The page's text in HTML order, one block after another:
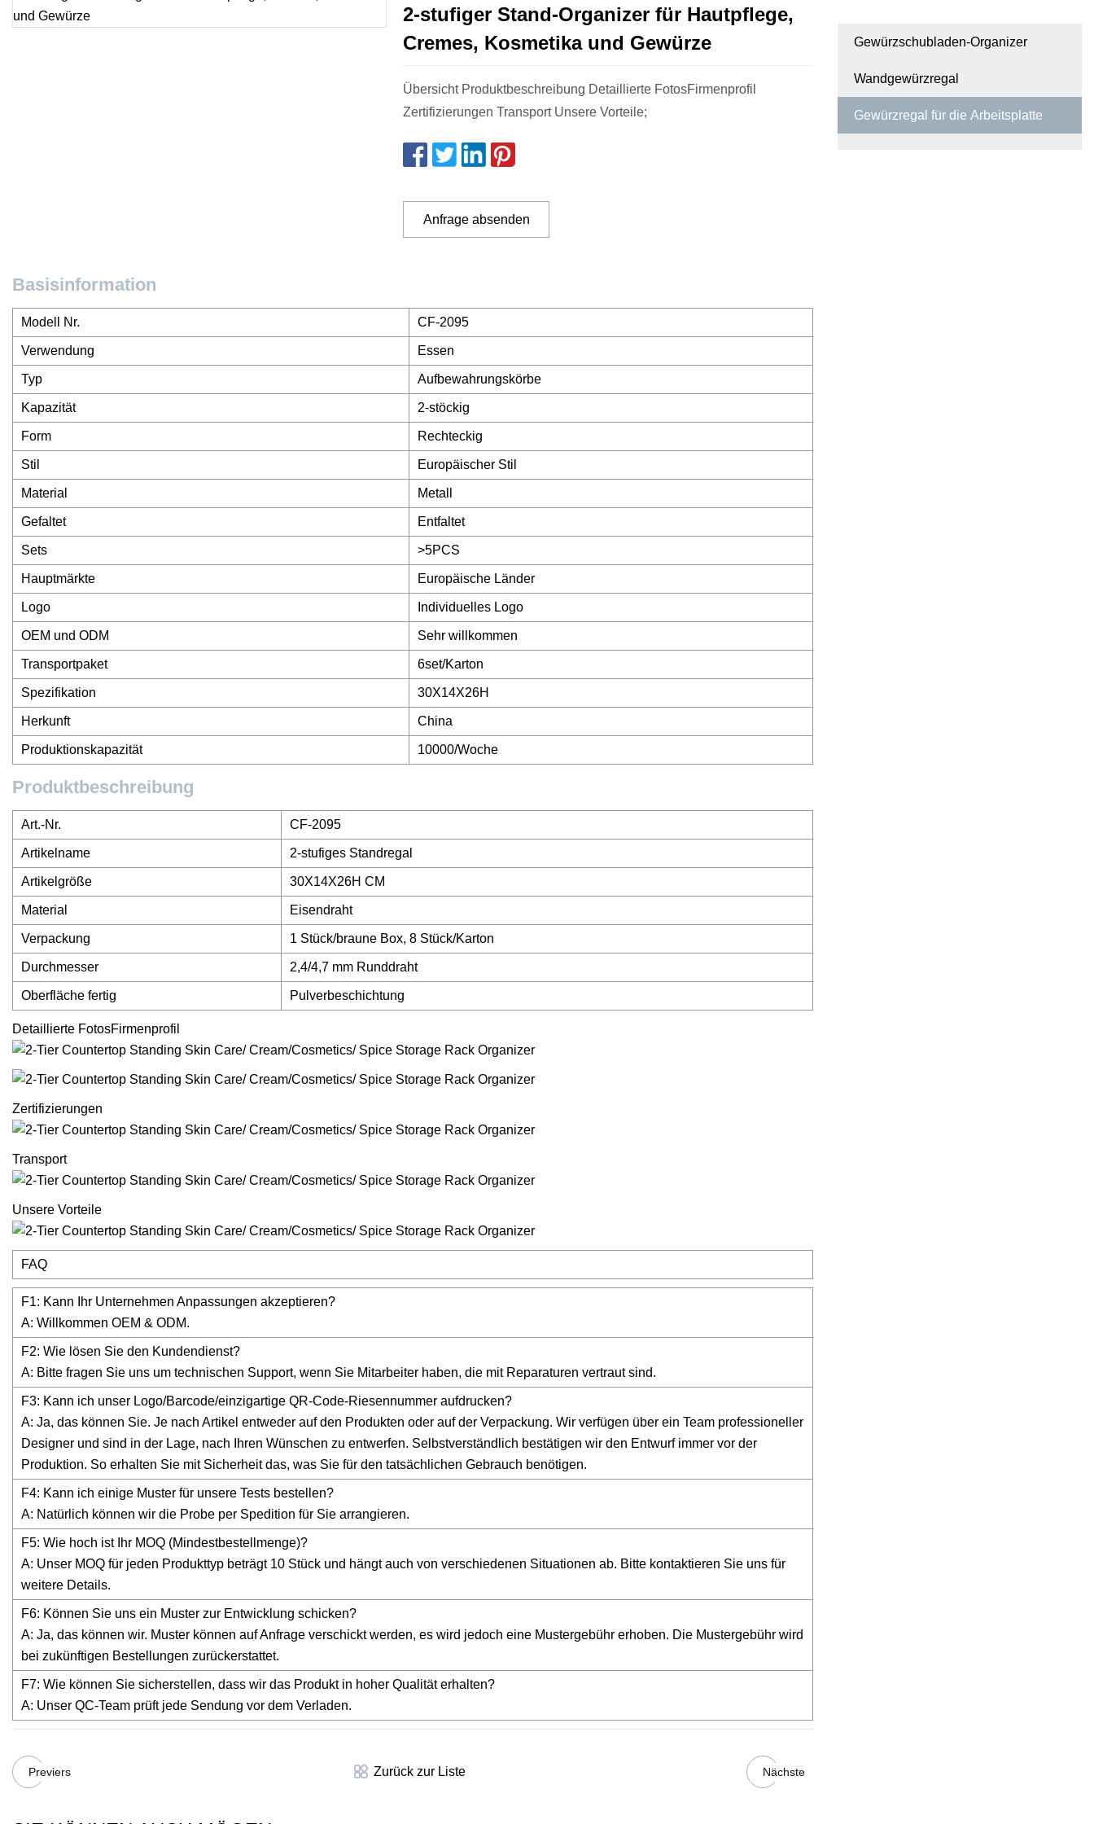
2-stufiger Stand-Organizer für Hautpflege,
Cremes, Kosmetika und Gewürze
Übersicht Produktbeschreibung Detaillierte FotosFirmenprofil
Zertifizierungen Transport Unsere Vorteile;
Anfrage absenden
Basisinformation
Modell Nr. CF-2095
Verwendung Essen
Typ Aufbewahrungskörbe
Kapazität 2-stöckig
Form Rechteckig
Stil Europäischer Stil
Material Metall
Gefaltet Entfaltet
Sets >5PCS
Hauptmärkte Europäische Länder
Logo Individuelles Logo
OEM und ODM Sehr willkommen
Transportpaket 6set/Karton
Spezifikation 30X14X26H
Herkunft China
Produktionskapazität 10000/Woche
Produktbeschreibung
Art.-Nr. CF-2095
Artikelname 2-stufiges Standregal
Artikelgröße 30X14X26H CM
Material Eisendraht
Verpackung 1 Stück/braune Box, 8 Stück/Karton
Durchmesser 2,4/4,7 mm Runddraht
Oberfläche fertig Pulverbeschichtung
Detaillierte FotosFirmenprofil
Zertifizierungen
Transport
Unsere Vorteile
FAQ
F1: Kann Ihr Unternehmen Anpassungen akzeptieren?
A: Willkommen OEM & ODM.
F2: Wie lösen Sie den Kundendienst?
A: Bitte fragen Sie uns um technischen Support, wenn Sie Mitarbeiter haben, die mit Reparaturen vertraut sind.
F3: Kann ich unser Logo/Barcode/einzigartige QR-Code-Riesennummer aufdrucken?
A: Ja, das können Sie. Je nach Artikel entweder auf den Produkten oder auf der Verpackung. Wir verfügen über ein Team professioneller
Designer und sind in der Lage, nach Ihren Wünschen zu entwerfen. Selbstverständlich bestätigen wir den Entwurf immer vor der
Produktion. So erhalten Sie mit Sicherheit das, was Sie für den tatsächlichen Gebrauch benötigen.
F4: Kann ich einige Muster für unsere Tests bestellen?
A: Natürlich können wir die Probe per Spedition für Sie arrangieren.
F5: Wie hoch ist Ihr MOQ (Mindestbestellmenge)?
A: Unser MOQ für jeden Produkttyp beträgt 10 Stück und hängt auch von verschiedenen Situationen ab. Bitte kontaktieren Sie uns für
weitere Details.
F6: Können Sie uns ein Muster zur Entwicklung schicken?
A: Ja, das können wir. Muster können auf Anfrage verschickt werden, es wird jedoch eine Mustergebühr erhoben. Die Mustergebühr wird
bei zukünftigen Bestellungen zurückerstattet.
F7: Wie können Sie sicherstellen, dass wir das Produkt in hoher Qualität erhalten?
A: Unser QC-Team prüft jede Sendung vor dem Verladen.
Previers Zurück zur Liste Nächste
Gewürzschubladen-Organizer
Wandgewürzregal
Gewürzregal für die Arbeitsplatte